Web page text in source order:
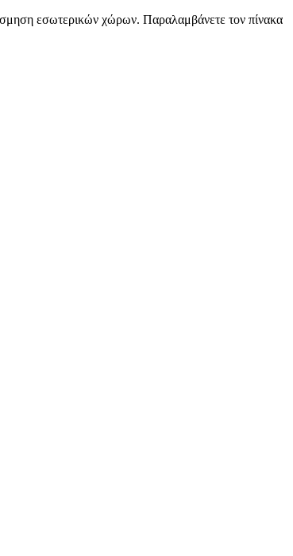
εσωτερικών χώρων. Παραλαμβάνετε τον πίνακα